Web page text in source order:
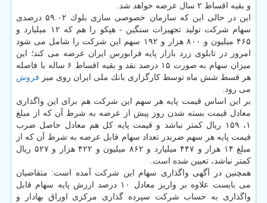
و بقیه اقساط ۲ سال عرضه خواهد شد.
این در حالی این كه سازمان خصوصی سازی بلوك ۵۹.۰۲ درصدی
سهام شركت تولید تجهیزات سنگین - هپكو را هم كه ۱۲ میلیارد و
۴۶۵ میلیون و ۸۰۰ هزار و ۱۹۲ سهم این شركت را شامل می شود
امروز در تابلوی زرد بازار پایه فرابورس ایران عرضه می كند؛ این
میزان سهام به صورت ۱۵ درصد نقد و بقیه اقساط ۶ ساله با فاصله
هر قسط شش ماه توسط كارگزاری بانك ملی ایران روی میز فروش
می رود.
بر این اساس قیمت پایه هر سهم این شركت هم برای این واگذاری
معادل قیمت بسته شدن روز پیش از عرضه به شرط آن كه از مبلغ
۱، ۱۵۹ ریال كمتر نباشد و قیمت پایه كل هم معادل حاصل ضرب
قیمت پایه هر سهم ضربدر تعداد سهام قابل عرضه به شرط آن كه از
مبلغ ۱۴ هزار و ۴۴۷ میلیارد و ۸۶۲ میلیون و ۴۲۲ هزار و ۵۲۷ ریال
كمتر نباشد، تعیین شده است.
همچنین در آگهی واگذاری سهام این شركت آمده است: متقاضیان
می بایست علاوه بر واریز معادل ۱۰ درصد ارزش پایه سهام قابل
واگذاری به حساب شركت سپرده گذاری مركزی اوراق بهادار و